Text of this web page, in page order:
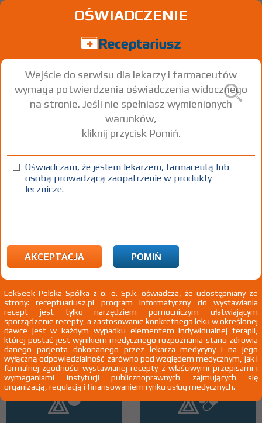
Lumacaftor + Ivacaftor
granulat w sasz. 150 mg+ 188 mg 56 szt. Doustnie
CHB
B(1)
Wszystkie dawki leku ATC
OŚWIADCZENIE
Wejście do serwisu dla lekarzy i farmaceutów
wymaga potwierdzenia oświadczenia widocznego
na stronie. Jeśli nie spełniasz wymienionych
warunków,
kliknij przycisk Pomiń.
Oświadczam, że jestem lekarzem, farmaceutą lub
osobą prowadzącą zaopatrzenie w produkty
lecznicze.
AKCEPTACJA POMIŃ
LekSeek Polska Spółka z o. o. Sp.k. oświadcza, że udostępniany ze
strony: receptuariusz.pl program informatyczny do wystawiania
recept jest tylko narzędziem pomocniczym ułatwiającym
sporządzenie recepty, a zastosowanie konkretnego leku w określonej
dawce jest w każdym wypadku elementem indywidualnej terapii,
której postać jest wynikiem medycznego rozpoznania stanu zdrowia
danego pacjenta dokonanego przez lekarza medycyny i na jego
wyłączną odpowiedzialność zarówno pod względem medycznym, jak i
formalnej zgodności wystawianej recepty z właściwymi przepisami i
wymaganiami instytucji publicznoprawnych zajmujących się
organizacją, regulacją i finansowaniem rynku usług medycznych.